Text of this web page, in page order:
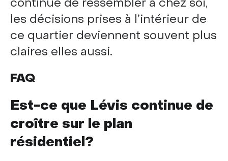
les décisions prises à l’intérieur de
ce quartier deviennent souvent plus
claires elles aussi.
FAQ
Est-ce que Lévis continue de
croître sur le plan
résidentiel?